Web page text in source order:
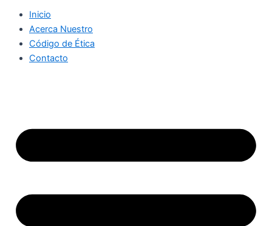
Inicio
Acerca Nuestro
Código de Ética
Contacto